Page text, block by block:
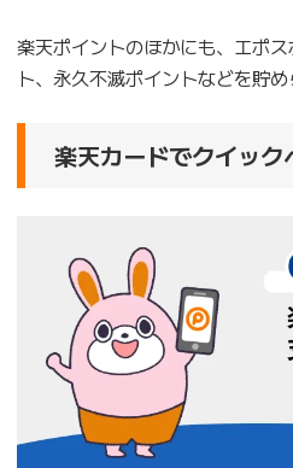
楽天ポイントのほかにも、エポ
ト、永久不滅ポイントなどを貯め
楽天カードでクイック